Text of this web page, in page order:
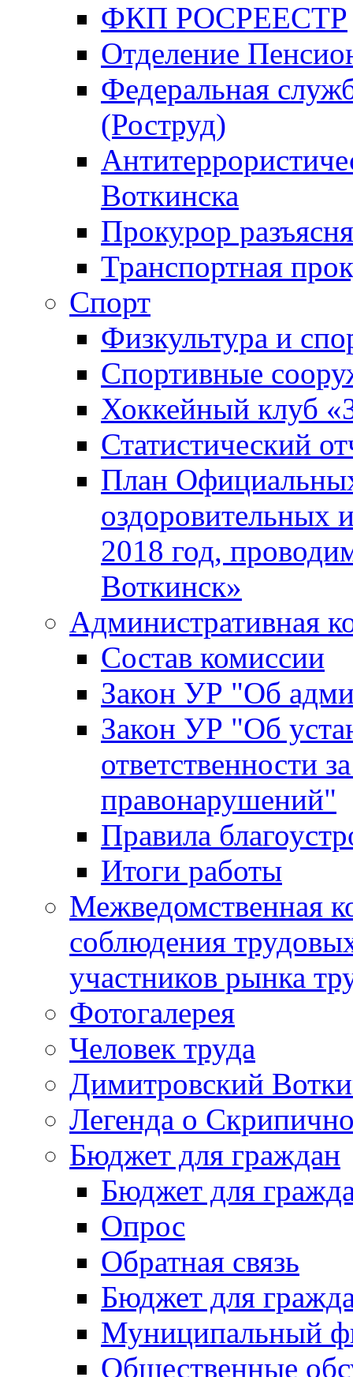
ФКП РОСРЕЕСТР
Отделение
Федеральная
(Роструд)
Воткинска
Прокурор
Транспортная
Спорт
Физкультура и
Спортивные
Хоккейный клуб
Статистический
План
оздоровительных
2018 год,
Воткинск»
Административная
Состав комиссии
Закон УР "Об
Закон УР "Об
ответственности
правонарушений"
Правила
Итоги работы
Межведомственная
соблюдения
участников рынка
Фотогалерея
Человек труда
Димитровский
Легенда о
Бюджет для граждан
Бюджет для
Опрос
Обратная связь
Бюджет для
Муниципальный
Общественные